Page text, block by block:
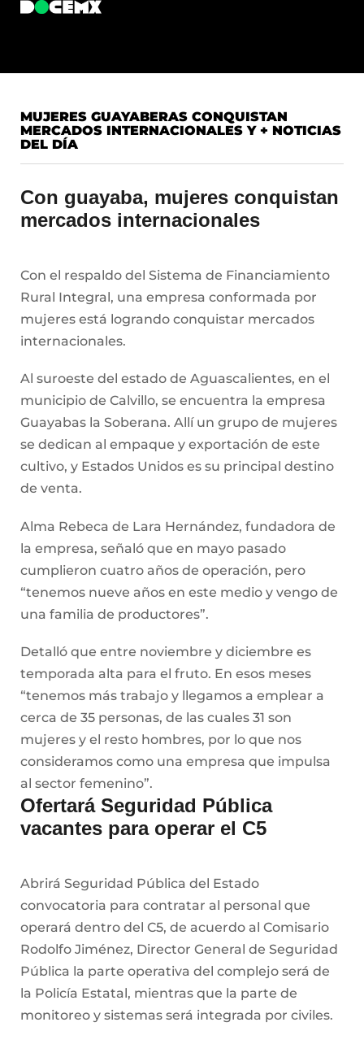
MUJERES GUAYABERAS CONQUISTAN
MERCADOS INTERNACIONALES Y + NOTICIAS
DEL DÍA
Con guayaba, mujeres conquistan
mercados internacionales
Con el respaldo del Sistema de Financiamiento
Rural Integral, una empresa conformada por
mujeres está logrando conquistar mercados
internacionales.
Al suroeste del estado de Aguascalientes, en el
municipio de Calvillo, se encuentra la empresa
Guayabas la Soberana. Allí un grupo de mujeres
se dedican al empaque y exportación de este
cultivo, y Estados Unidos es su principal destino
de venta.
Alma Rebeca de Lara Hernández, fundadora de
la empresa, señaló que en mayo pasado
cumplieron cuatro años de operación, pero
“tenemos nueve años en este medio y vengo de
una familia de productores”.
Detalló que entre noviembre y diciembre es
temporada alta para el fruto. En esos meses
“tenemos más trabajo y llegamos a emplear a
cerca de 35 personas, de las cuales 31 son
mujeres y el resto hombres, por lo que nos
consideramos como una empresa que impulsa
al sector femenino”.
Ofertará Seguridad Pública
vacantes para operar el C5
Abrirá Seguridad Pública del Estado
convocatoria para contratar al personal que
operará dentro del C5, de acuerdo al Comisario
Rodolfo Jiménez, Director General de Seguridad
Pública la parte operativa del complejo será de
la Policía Estatal, mientras que la parte de
monitoreo y sistemas será integrada por civiles.